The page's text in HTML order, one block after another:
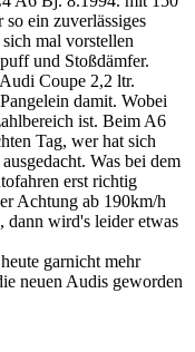
ein zuverlässiges
mal vorstellen
und Stoßdämfer.
Coupe 2,2 ltr.
damit. Wobei
ist. Beim A6
Tag, wer hat sich
Was bei dem
erst richtig
Achtung ab 190km/h
dann wird's leider etwas
garnicht mehr
neuen Audis geworden